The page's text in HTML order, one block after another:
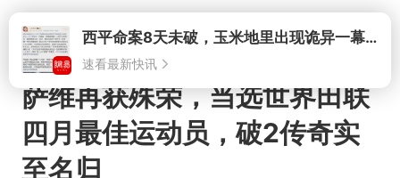
打开
萨维再获殊荣，当选世界田联
四月最佳运动员，破2传奇实
至名归